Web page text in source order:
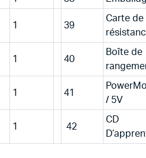
1 39
Carte de
1 40
Boîte de
1 41
/ 5V
1 42
CD